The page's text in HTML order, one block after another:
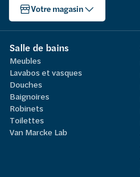
Votre magasin
Salle de bains
Meubles
Lavabos et vasques
Douches
Baignoires
Robinets
Toilettes
Van Marcke Lab